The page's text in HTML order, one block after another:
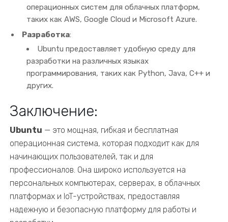
операционных систем для облачных платформ,
таких как AWS, Google Cloud и Microsoft Azure.
Разработка:
Ubuntu предоставляет удобную среду для
разработки на различных языках
программирования, таких как Python, Java, C++ и
других.
Заключение:
Ubuntu — это мощная, гибкая и бесплатная
операционная система, которая подходит как для
начинающих пользователей, так и для
профессионалов. Она широко используется на
персональных компьютерах, серверах, в облачных
платформах и IoT-устройствах, предоставляя
надежную и безопасную платформу для работы и